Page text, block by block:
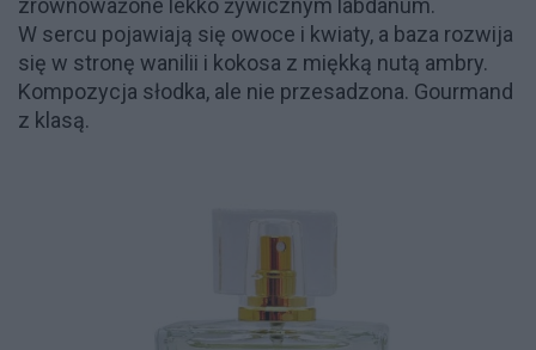
zrównoważone lekko żywicznym labdanum.
W sercu pojawiają się owoce i kwiaty, a baza rozwija
się w stronę wanilii i kokosa z miękką nutą ambry.
Kompozycja słodka, ale nie przesadzona. Gourmand
z klasą.